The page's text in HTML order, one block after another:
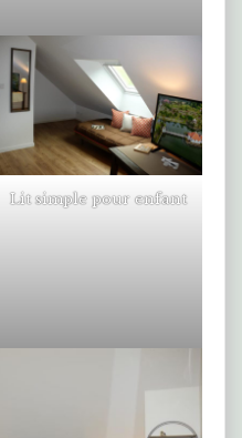
Lit simple pour enfant